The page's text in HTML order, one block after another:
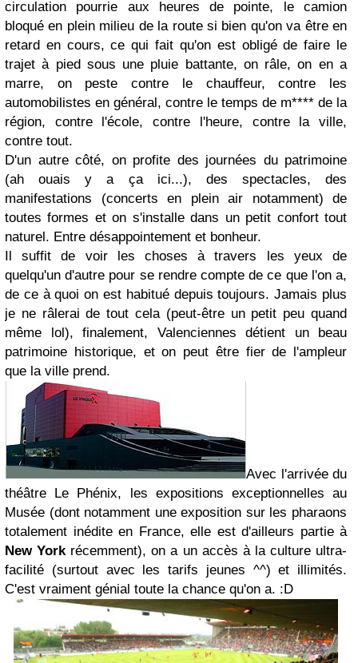
circulation pourrie aux heures de pointe, le camion
bloqué en plein milieu de la route si bien qu'on va être en
retard en cours, ce qui fait qu'on est obligé de faire le
trajet à pied sous une pluie battante, on râle, on en a
marre, on peste contre le chauffeur, contre les
automobilistes en général, contre le temps de m**** de la
région, contre l'école, contre l'heure, contre la ville,
contre tout.
D'un autre côté, on profite des journées du patrimoine
(ah ouais y a ça ici...), des spectacles, des
manifestations (concerts en plein air notamment) de
toutes formes et on s'installe dans un petit confort tout
naturel. Entre désappointement et bonheur.
Il suffit de voir les choses à travers les yeux de
quelqu'un d'autre pour se rendre compte de ce que l'on a,
de ce à quoi on est habitué depuis toujours. Jamais plus
je ne râlerai de tout cela (peut-être un petit peu quand
même lol), finalement, Valenciennes détient un beau
patrimoine historique, et on peut être fier de l'ampleur
que la ville prend.
Avec l'arrivée du
théâtre Le Phénix, les expositions exceptionnelles au
Musée (dont notamment une exposition sur les pharaons
totalement inédite en France, elle est d'ailleurs partie à
New Yorkrécemment), on a un accès à la culture ultra-
facilité (surtout avec les tarifs jeunes ^^) et illimités.
C'est vraiment génial toute la chance qu'on a. :D